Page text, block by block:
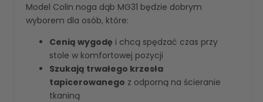
Model Colin noga dąb MG31 będzie dobrym
wyborem dla osób, które:
Cenią wygodę i chcą spędzać czas przy
stole w komfortowej pozycji
Szukają trwałego krzesła
tapicerowanego z odporną na ścieranie
tkaniną